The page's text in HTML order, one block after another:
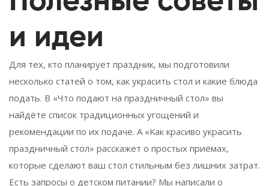
и идеи
Для тех, кто планирует праздник, мы подготовили
несколько статей о том, как украсить стол и какие блюда
подать. В «Что подают на праздничный стол» вы
найдёте список традиционных угощений и
рекомендации по их подаче. А «Как красиво украсить
праздничный стол» расскажет о простых приёмах,
которые сделают ваш стол стильным без лишних затрат.
Есть запросы о детском питании? Мы написали о